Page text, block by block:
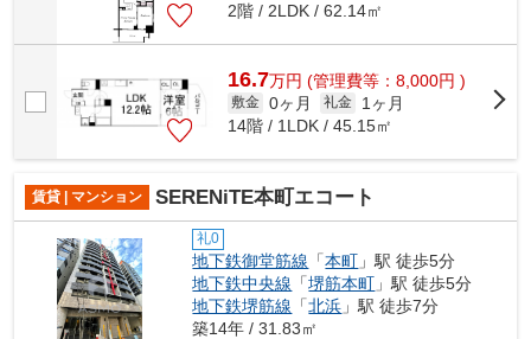
2階 / 2LDK / 62.14㎡
16.7万円 (管理費等：8,000円 )
敷金 0ヶ月 礼金
1ヶ月
14階 / 1LDK / 45.15㎡
賃貸 | マンション SERENiTE本町エコート
礼0
地下鉄御堂筋線 「本町 」駅 徒歩5分
地下鉄中央線 「堺筋本町 」駅 徒歩5分
地下鉄堺筋線 「北浜 」駅 徒歩7分
築14年 / 31.83㎡